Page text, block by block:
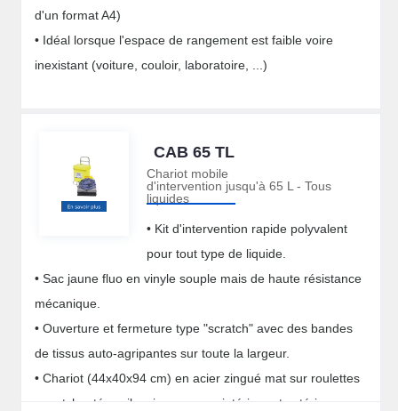
d'un format A4)
• Idéal lorsque l'espace de rangement est faible voire
inexistant (voiture, couloir, laboratoire, ...)
CAB 65 TL
Chariot mobile
d'intervention jusqu'à 65 L - Tous
liquides
• Kit d'intervention rapide polyvalent
pour tout type de liquide.
• Sac jaune fluo en vinyle souple mais de haute résistance
mécanique.
• Ouverture et fermeture type "scratch" avec des bandes
de tissus auto-agripantes sur toute la largeur.
• Chariot (44x40x94 cm) en acier zingué mat sur roulettes
caoutchoutées silencieuses pour intérieur et extérieur.